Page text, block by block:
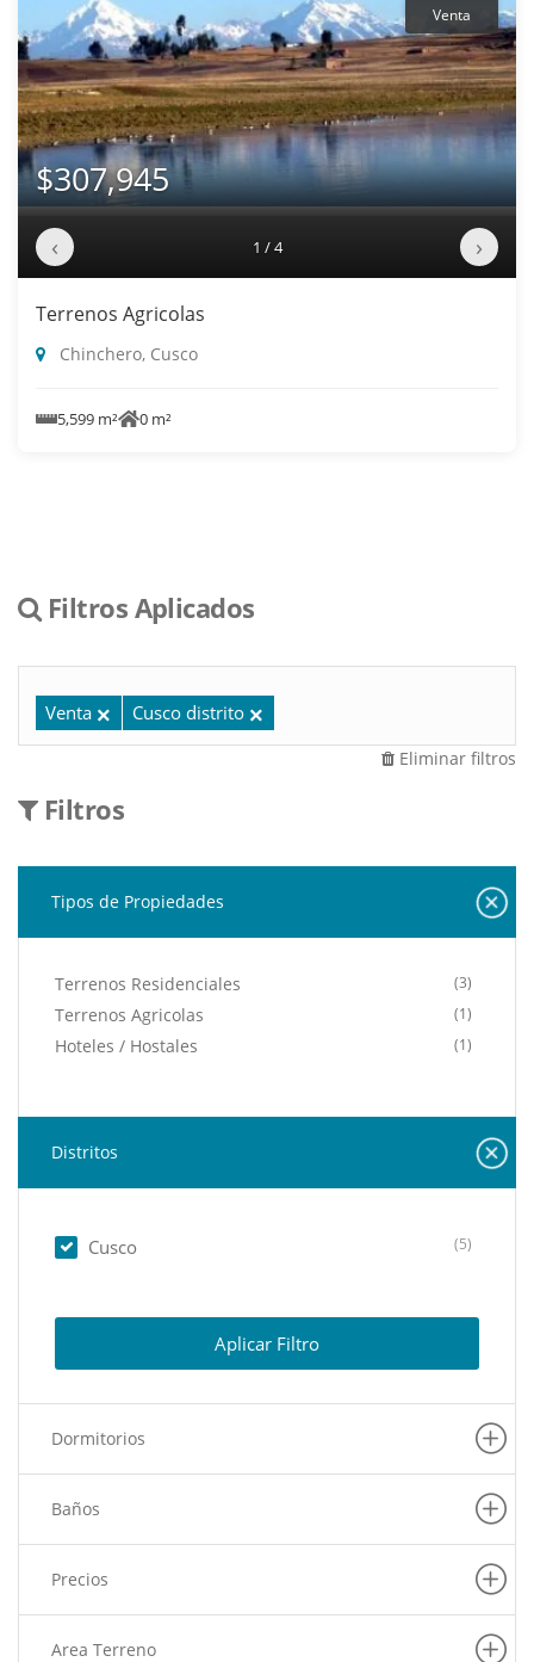
Venta
$307,945
‹ 1 / 4 ›
Terrenos Agricolas
Chinchero, Cusco
5,599 m² 0 m²
Filtros Aplicados
Venta Cusco distrito
Eliminar filtros
Filtros
Tipos de Propiedades
Terrenos Residenciales (3)
Terrenos Agricolas (1)
Hoteles / Hostales (1)
Distritos
Cusco (5)
Aplicar Filtro
Dormitorios
Baños
Precios
Area Terreno